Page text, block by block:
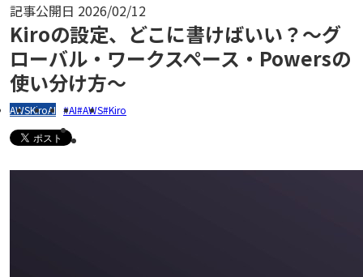
記事公開日 2026/02/12
Kiroの設定、どこに書けばいい？～グ
ローバル・ワークスペース・Powersの
使い分け方～
AWSKiroAI AI AWS Kiro